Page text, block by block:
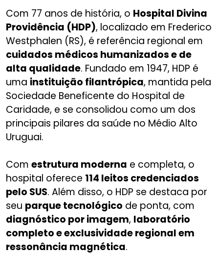
Com 77 anos de história, o Hospital Divina
Providência (HDP), localizado em Frederico
Westphalen (RS), é referência regional em
cuidados médicos humanizados e de
alta qualidade. Fundado em 1947, HDP é
uma instituição filantrópica, mantida pela
Sociedade Beneficente do Hospital de
Caridade, e se consolidou como um dos
principais pilares da saúde no Médio Alto
Uruguai.
Com estrutura moderna e completa, o
hospital oferece 114 leitos credenciados
pelo SUS. Além disso, o HDP se destaca por
seu parque tecnológico de ponta, com
diagnóstico por imagem, laboratório
completo e exclusividade regional em
ressonância magnética.